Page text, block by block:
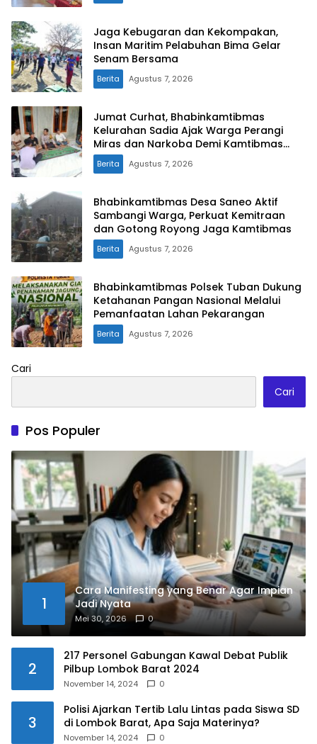
Jaga Kebugaran dan Kekompakan,
Insan Maritim Pelabuhan Bima Gelar
Senam Bersama
Berita Agustus 7, 2026
Jumat Curhat, Bhabinkamtibmas
Kelurahan Sadia Ajak Warga Perangi
Miras dan Narkoba Demi Kamtibmas
Kondusif
Berita Agustus 7, 2026
Bhabinkamtibmas Desa Saneo Aktif
Sambangi Warga, Perkuat Kemitraan
dan Gotong Royong Jaga Kamtibmas
Berita Agustus 7, 2026
Bhabinkamtibmas Polsek Tuban Dukung
Ketahanan Pangan Nasional Melalui
Pemanfaatan Lahan Pekarangan
Berita Agustus 7, 2026
Cari
Cari
Pos Populer
1
Cara Manifesting yang Benar Agar Impian
Jadi Nyata
Mei 30, 2026 0
2
217 Personel Gabungan Kawal Debat Publik
Pilbup Lombok Barat 2024
November 14, 2024 0
3
Polisi Ajarkan Tertib Lalu Lintas pada Siswa SD
di Lombok Barat, Apa Saja Materinya?
November 14, 2024 0